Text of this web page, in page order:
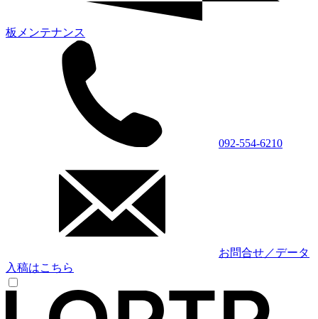
板メンテナンス
092-554-6210
お問合せ／データ
入稿はこちら